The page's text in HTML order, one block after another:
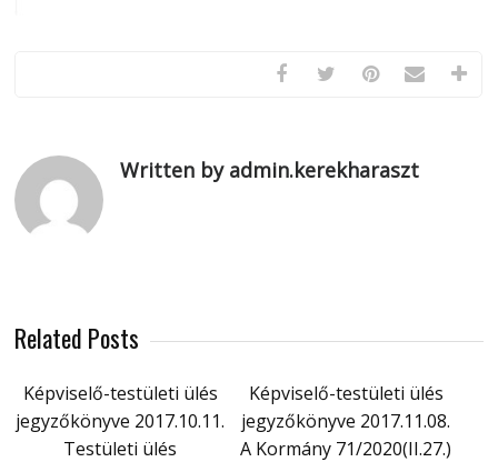
Written by admin.kerekharaszt
Related Posts
Képviselő-testületi ülés
jegyzőkönyve 2017.10.11.
Képviselő-testületi ülés
jegyzőkönyve 2017.11.08.
Testületi ülés
A Kormány 71/2020(II.27.)